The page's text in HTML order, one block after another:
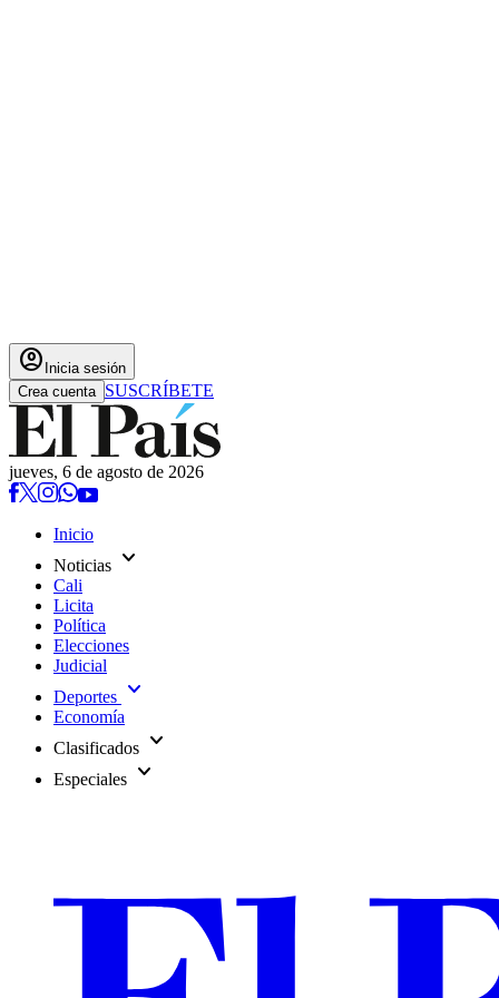
account_circle Inicia sesión
Crea cuenta SUSCRÍBETE
jueves, 6 de agosto de 2026
Inicio
Noticias expand_more
Cali
Licita
Política
Elecciones
Judicial
Deportes expand_more
Economía
Clasificados expand_more
Especiales expand_more